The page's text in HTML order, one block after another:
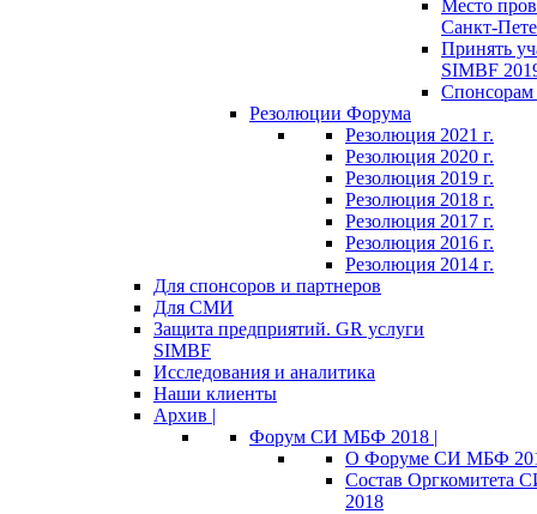
Место
Санкт-
Принять
SIMBF
Спонсорам
Резолюции Форума
Резолюция 2021 г.
Резолюция 2020 г.
Резолюция 2019 г.
Резолюция 2018 г.
Резолюция 2017 г.
Резолюция 2016 г.
Резолюция 2014 г.
Для спонсоров и партнеров
Для СМИ
Защита предприятий. GR услуги
SIMBF
Исследования и аналитика
Наши клиенты
Архив |
Форум СИ МБФ 2018 |
О Форуме СИ МБФ
Состав Оргкомитета
2018